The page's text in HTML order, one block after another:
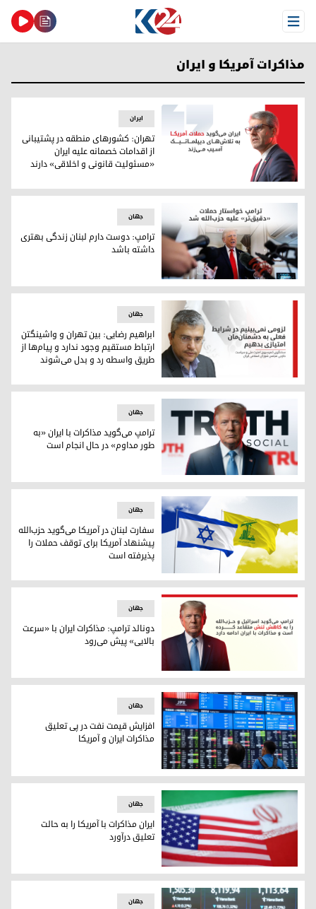
Open Menu
مذاکرات آمریکا و ایران
تهران: کشورهای منطقه در پشتیبانی از اقدامات خصمانه علیه
ایران
تهران: کشورهای منطقه در پشتیبانی
از اقدامات خصمانه علیه ایران
«مسئولیت قانونی و اخلاقی» دارند
ترامپ: دوست دارم لبنان زندگی بهتری داشته باشد
جهان
ترامپ: دوست دارم لبنان زندگی بهتری
داشته باشد
ابراهیم رضایی: بین تهران و واشینگتن ارتباط مستقیم وجود
جهان
ابراهیم رضایی: بین تهران و واشینگتن
ارتباط مستقیم وجود ندارد و پیام‌ها از
طریق واسطه رد و بدل می‌شوند
دونالد ترامپ، رئیس‌جمهور آمریکا
جهان
ترامپ می‌گوید مذاکرات با ایران «به
طور مداوم» در حال انجام است
پرچم‌های حزب‌الله و اسرائیل
جهان
سفارت لبنان در آمریکا می‌گوید حزب‌الله
پیشنهاد آمریکا برای توقف حملات را
پذیرفته است
دونالد ترامپ: مذاکرات ایران با «سرعت بالایی» پیش می‌رود
جهان
دونالد ترامپ: مذاکرات ایران با «سرعت
بالایی» پیش می‌رود
تابلوهای نمایش الکترونیکی که قیمت سهام و شاخص‌های اقتصادی را
جهان
افزایش قیمت نفت در پی تعلیق
مذاکرات ایران و آمریکا
پرچم‌های ایران و آمریکا
جهان
ایران مذاکرات با آمریکا را به حالت
تعلیق درآورد
جهان